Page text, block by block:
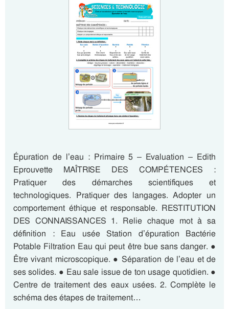
Épuration de l’eau : Primaire 5 – Evaluation – Edith
Eprouvette MAÎTRISE DES COMPÉTENCES :
Pratiquer des démarches scientifiques et
technologiques. Pratiquer des langages. Adopter un
comportement éthique et responsable. RESTITUTION
DES CONNAISSANCES 1. Relie chaque mot à sa
définition : Eau usée Station d’épuration Bactérie
Potable Filtration Eau qui peut être bue sans danger. ●
Être vivant microscopique. ● Séparation de l’eau et de
ses solides. ● Eau sale issue de ton usage quotidien. ●
Centre de traitement des eaux usées. 2. Complète le
schéma des étapes de traitement…